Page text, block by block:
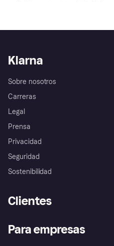
Klarna
Sobre nosotros
Carreras
Legal
Prensa
Privacidad
Seguridad
Sostenibilidad
Clientes
Inicio de sesión
Para empresas